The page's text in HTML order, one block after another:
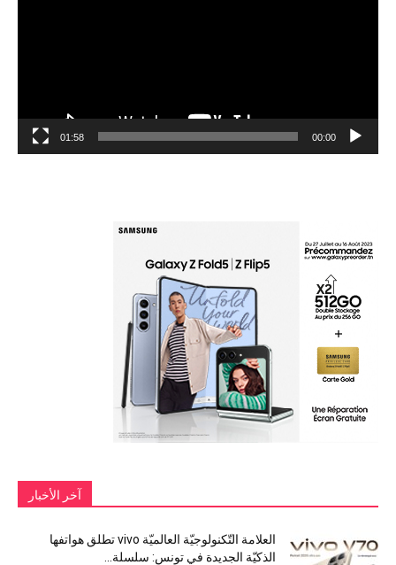
00:00
01:58
آخر الأخبار
العلامة التّكنولوجيّة العالميّة vivo تطلق هواتفها
الذكيّة الجديدة في تونس: سلسلة...